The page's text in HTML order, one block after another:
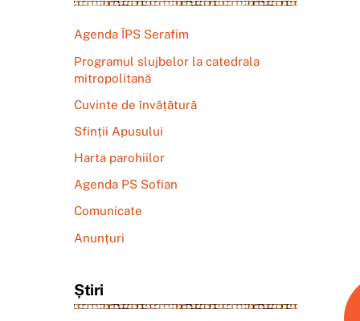
Agenda ÎPS Serafim
Programul slujbelor la catedrala
mitropolitană
Cuvinte de învățătură
Sfinții Apusului
Harta parohiilor
Agenda PS Sofian
Comunicate
Anunțuri
Știri